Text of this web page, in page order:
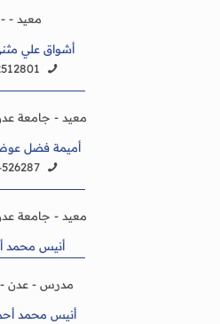
معيد - -
أشواق علي
معيد - جامعة
أميمة فضل
معيد - جامعة
أنيس محمد
مدرس - عدن -
أنيس محمد